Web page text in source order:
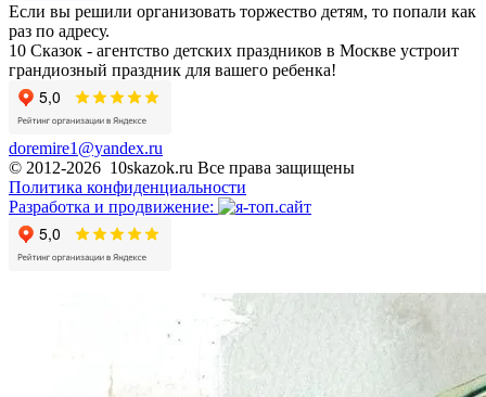
Если вы решили организовать торжество детям, то попали как
раз по адресу.
10 Сказок - агентство детских праздников в Москве устроит
грандиозный праздник для вашего ребенка!
doremire1@yandex.ru
© 2012-2026 10skazok.ru Все права защищены
Политика конфиденциальности
Разработка и продвижение: